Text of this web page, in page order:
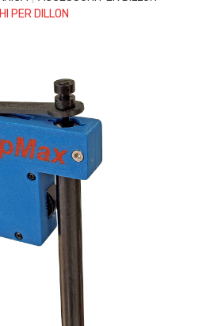
PER DILLON